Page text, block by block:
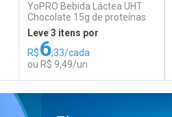
FECHAR
FECHAR
YoPRO Bebida Láctea UHT
Chocolate 15g de proteínas
250ml
Leve 3 itens por
R$6,33/cada
ou R$ 9,49/un